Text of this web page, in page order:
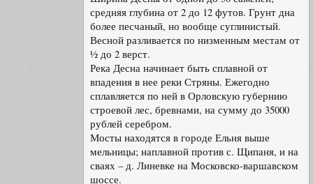
средняя глубина от 2 до 12 футов. Грунт дна
более песчаный, но вообще суглинистый.
Весной разливается по низменным местам от
½ до 2 верст.
Река Десна начинает быть сплавной от
впадения в нее реки Стряны. Ежегодно
сплавляется по ней в Орловскую губернию
строевой лес, бревнами, на сумму до 35000
рублей серебром.
Мосты находятся в городе Ельня выше
мельницы; наплавной против с. Щипаня, и на
сваях – д. Линевке на Московско-варшавском
шоссе.